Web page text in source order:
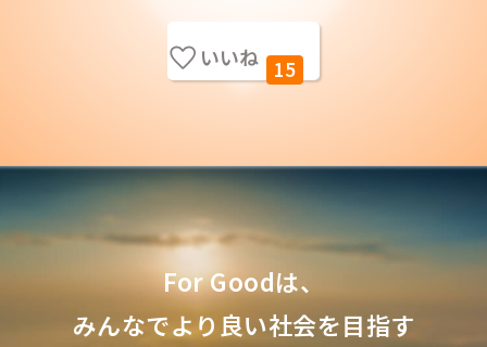
いいね 15
For Goodは、
みんなでより良い社会を目指す